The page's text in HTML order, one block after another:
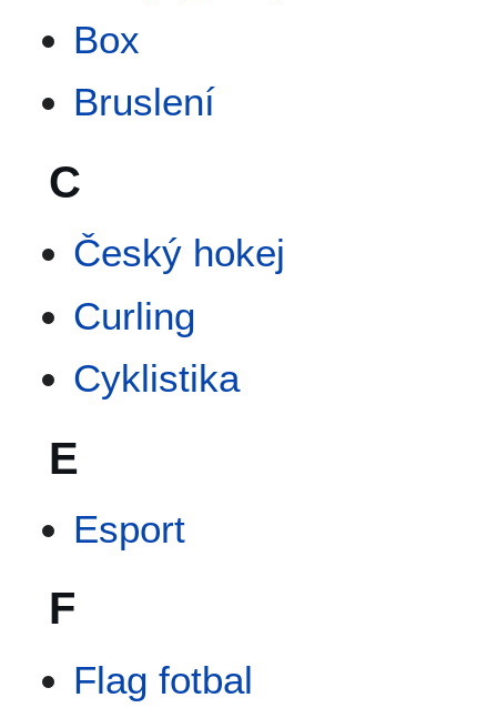
Box
Bruslení
C
Český hokej
Curling
Cyklistika
E
Esport
F
Flag fotbal